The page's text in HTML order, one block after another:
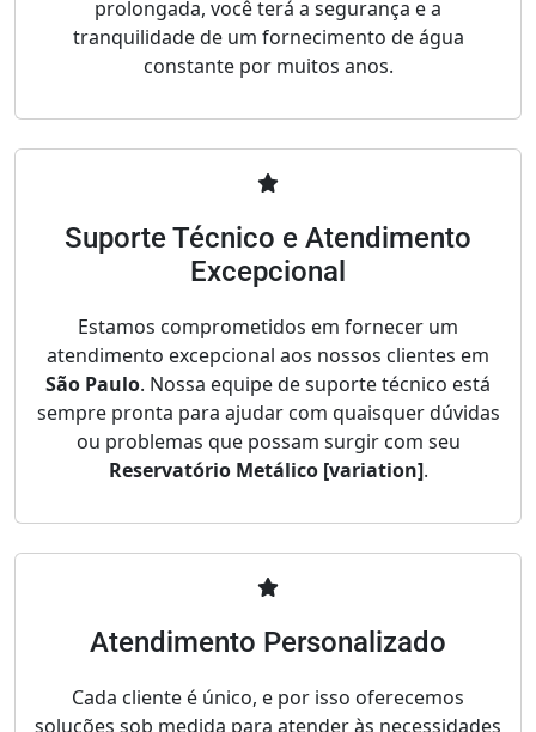
prolongada, você terá a segurança e a
tranquilidade de um fornecimento de água
constante por muitos anos.
Suporte Técnico e Atendimento
Excepcional
Estamos comprometidos em fornecer um
atendimento excepcional aos nossos clientes em
São Paulo. Nossa equipe de suporte técnico está
sempre pronta para ajudar com quaisquer dúvidas
ou problemas que possam surgir com seu
Reservatório Metálico [variation].
Atendimento Personalizado
Cada cliente é único, e por isso oferecemos
soluções sob medida para atender às necessidades